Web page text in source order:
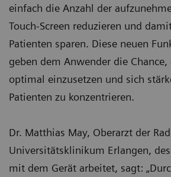
einfach die Anzahl der
Touch-Screen reduzieren und
Patienten sparen. Diese neuen
geben dem Anwender die Chance,
optimal einzusetzen und sich
Patienten zu konzentrieren.
Dr. Matthias May, Oberarzt der
Universitätsklinikum Erlangen,
mit dem Gerät arbeitet, sagt: